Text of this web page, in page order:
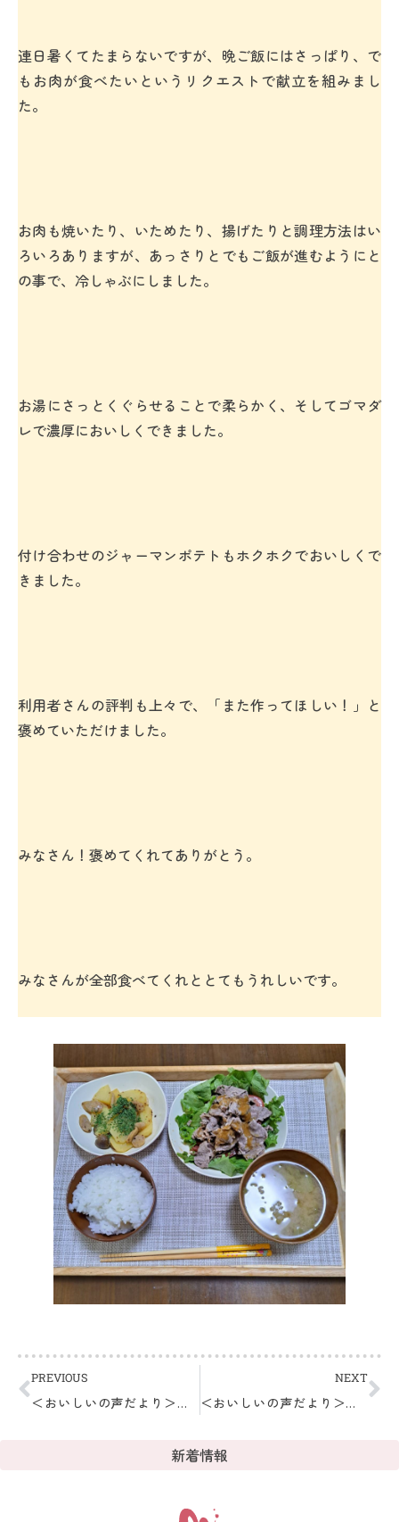
連日暑くてたまらないですが、晩ご飯にはさっぱり、で
もお肉が食べたいというリクエストで献立を組みまし
た。
お肉も焼いたり、いためたり、揚げたりと調理方法はい
ろいろありますが、あっさりとでもご飯が進むようにと
の事で、冷しゃぶにしました。
お湯にさっとくぐらせることで柔らかく、そしてゴマダ
レで濃厚においしくできました。
付け合わせのジャーマンポテトもホクホクでおいしくで
きました。
利用者さんの評判も上々で、「また作ってほしい！」と
褒めていただけました。
みなさん！褒めてくれてありがとう。
みなさんが全部食べてくれととてもうれしいです。
PREVIOUS
＜おいしいの声だより＞～ミナオスの晩ごはんより～
NEXT
＜おいしいの声だより＞～ミナオスの晩ごはんより～
新着情報